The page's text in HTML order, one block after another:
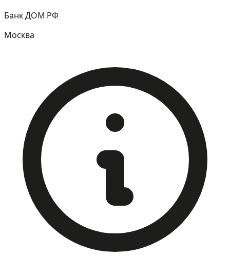
Банк ДОМ.РФ
Москва